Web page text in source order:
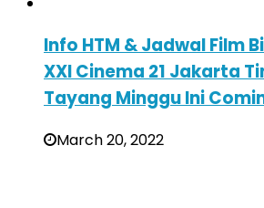
Info HTM & Jadwal Film
XXI Cinema 21 Jakarta
Tayang Minggu Ini
March 20, 2022